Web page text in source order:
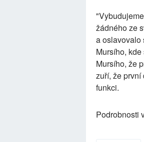
žádného ze
a oslavovalo
Mursího,
Mursího, že
zuří, že první
funkci.
Podrobnosti